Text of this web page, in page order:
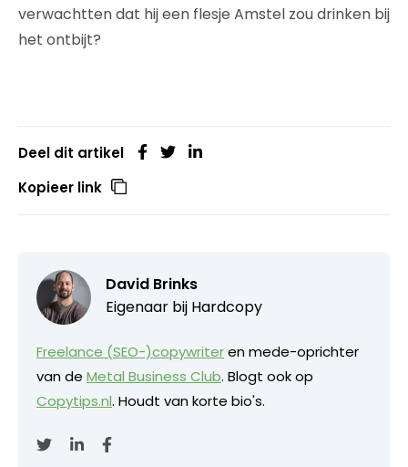
verwachtten dat hij een flesje Amstel zou drinken bij
het ontbijt?
Deel dit artikel
Kopieer link
David Brinks
Eigenaar bij Hardcopy
Freelance (SEO-)copywriteren mede-oprichter
van de Metal Business Club. Blogt ook op
Copytips.nl. Houdt van korte bio's.